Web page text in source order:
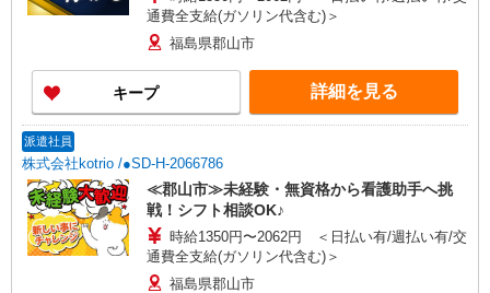
通費全支給(ガソリン代含む)＞
福島県郡山市
キープ 詳細を見る
派遣社員
株式会社kotrio /●SD-H-2066786
≪郡山市≫未経験・無資格から看護助手へ挑
戦！シフト相談OK♪
時給1350円〜2062円 ＜日払い有/週払い有/交
通費全支給(ガソリン代含む)＞
福島県郡山市